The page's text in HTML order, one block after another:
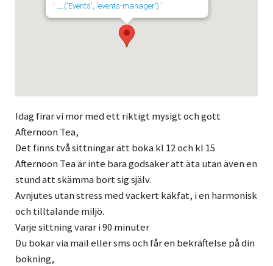
'.__('Events', 'events-manager').'
Idag firar vi mor med ett riktigt mysigt och gott
Afternoon Tea,
Det finns två sittningar att boka kl 12 och kl 15
Afternoon Tea är inte bara godsaker att äta utan även en
stund att skämma bort sig själv.
Avnjutes utan stress med vackert kakfat, i en harmonisk
och tilltalande miljö.
Varje sittning varar i 90 minuter
Du bokar via mail eller sms och får en bekräftelse på din
bokning,